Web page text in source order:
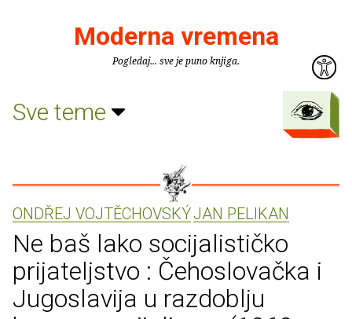
Moderna vremena
Pogledaj... sve je puno knjiga.
Sve teme
ONDŘEJ VOJTĚCHOVSKÝJAN PELIKAN
Ne baš lako socijalističko
prijateljstvo : Čehoslovačka i
Jugoslavija u razdoblju